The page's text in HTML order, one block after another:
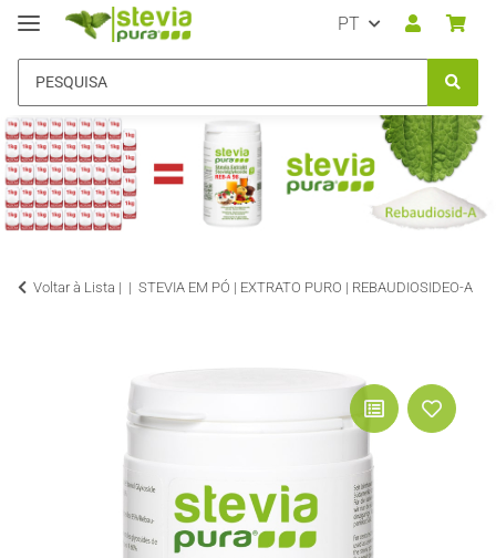
PT
Voltar à Lista | STEVIA EM PÓ | EXTRATO PURO | REBAUDIOSIDEO-A